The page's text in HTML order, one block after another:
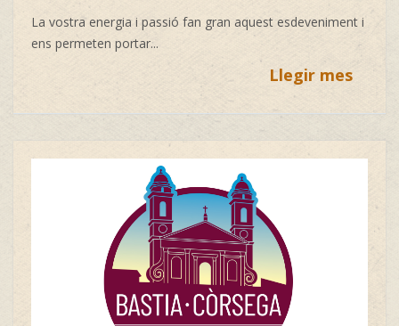
La vostra energia i passió fan gran aquest esdeveniment i
ens permeten portar...
Llegir mes